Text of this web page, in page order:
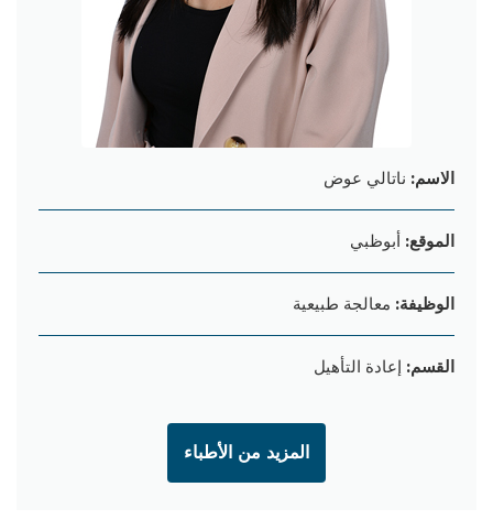
الاسم: ناتالي عوض
الموقع: أبوظبي
الوظيفة: معالجة طبيعية
القسم: إعادة التأهيل
المزيد من الأطباء